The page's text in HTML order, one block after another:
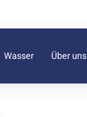
Wasser Über uns